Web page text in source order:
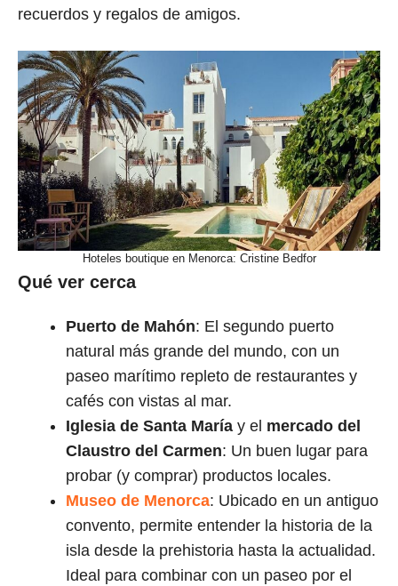
recuerdos y regalos de amigos.
Hoteles boutique en Menorca: Cristine Bedfor
Qué ver cerca
Puerto de Mahón: El segundo puerto
natural más grande del mundo, con un
paseo marítimo repleto de restaurantes y
cafés con vistas al mar.
Iglesia de Santa María y el mercado del
Claustro del Carmen: Un buen lugar para
probar (y comprar) productos locales.
Museo de Menorca: Ubicado en un antiguo
convento, permite entender la historia de la
isla desde la prehistoria hasta la actualidad.
Ideal para combinar con un paseo por el